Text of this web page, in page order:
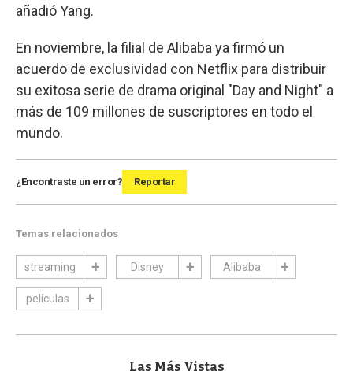
añadió Yang.
En noviembre, la filial de Alibaba ya firmó un
acuerdo de exclusividad con Netflix para distribuir
su exitosa serie de drama original "Day and Night" a
más de 109 millones de suscriptores en todo el
mundo.
¿Encontraste un error? Reportar
Temas relacionados
streaming Disney Alibaba
películas
Las Más Vistas